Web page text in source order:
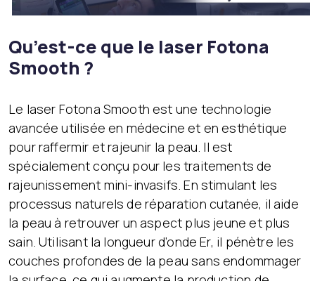
Qu’est-ce que le laser Fotona
Smooth ?
Le laser Fotona Smooth est une technologie
avancée utilisée en médecine et en esthétique
pour raffermir et rajeunir la peau. Il est
spécialement conçu pour les traitements de
rajeunissement mini-invasifs. En stimulant les
processus naturels de réparation cutanée, il aide
la peau à retrouver un aspect plus jeune et plus
sain. Utilisant la longueur d’onde Er, il pénètre les
couches profondes de la peau sans endommager